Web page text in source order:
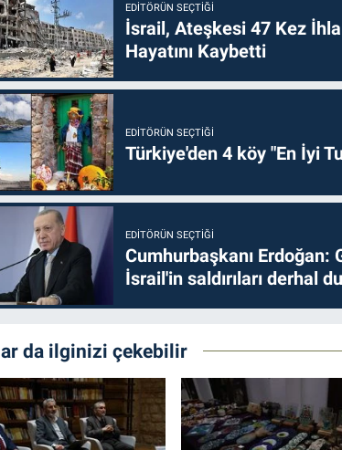
EDITÖRÜN SEÇTIĞI
İsrail, Ateşkesi 47 Kez
Hayatını Kaybetti
EDITÖRÜN SEÇTIĞI
Türkiye'den 4 köy "En İyi
EDITÖRÜN SEÇTIĞI
Cumhurbaşkanı Erdoğan:
İsrail'in saldırıları derhal
da ilginizi çekebilir